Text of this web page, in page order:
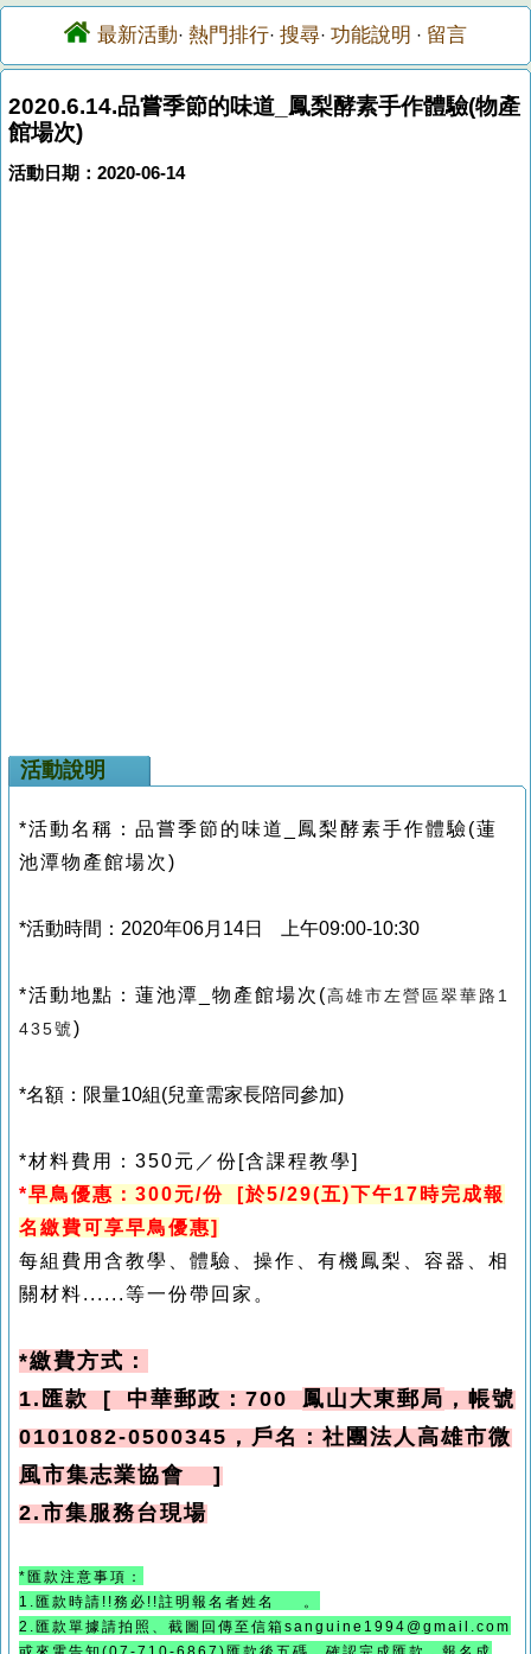
最新活動· 熱門排行· 搜尋· 功能說明 · 留言
2020.6.14.品嘗季節的味道_鳳梨酵素手作體驗(物產
館場次)
活動日期：2020-06-14
活動說明
*活動名稱：品嘗季節的味道_鳳梨酵素手作體驗(蓮
池潭物產館場次)
*活動時間：2020年06月14日 上午09:00-10:30
*活動地點： 蓮池潭_物產館場次 (高雄市左營區翠華路1
435號)
*名額：限量10組(兒童需家長陪同參加)
*材料費用：350元／份[含課程教學]
*早鳥優惠：300元/份 [於5/29(五)下午17時完成報
名繳費可享早鳥優惠]
每組費用 含教學、 體驗
、操作、有機鳳梨、容器、相
關材料......等一份帶回家 。
*繳費方式：
1.匯款 [ 中華郵政：700 鳳山大東郵局 ，帳號
0101082-0500345，戶名：社團法人高雄市微
風市集志業協會 ]
2.市集服務台現場
*匯款注意事項：
1.匯款時請!!務必!!註明報名者姓名
。
2.匯款單據請拍照、截圖回傳至信箱sanguine1994@gmail.com